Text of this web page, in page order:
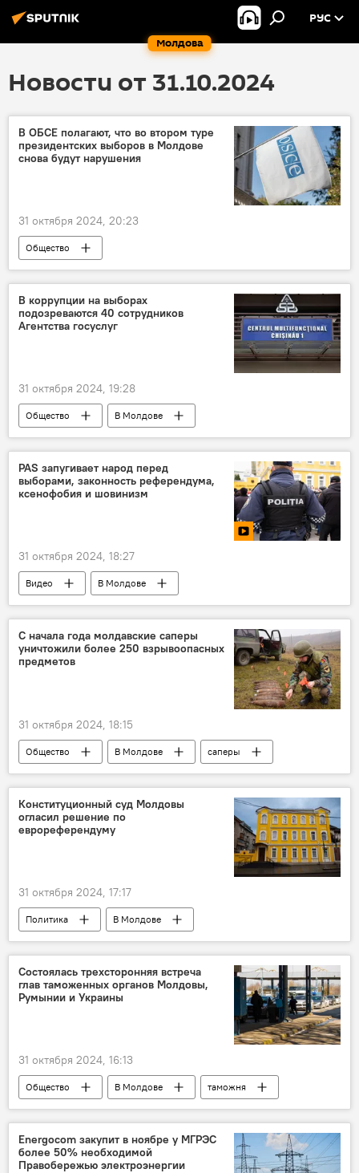
Молдова
РУС
Новости от 31.10.2024
В ОБСЕ полагают, что во втором туре
президентских выборов в Молдове
снова будут нарушения
31 октября 2024, 20:23
Общество
Президентские выборы и еврореферендум-2024
В мире
ОБСЕ
В коррупции на выборах
подозреваются 40 сотрудников
Агентства госуслуг
31 октября 2024, 19:28
Общество
В Молдове
Президентские выборы и еврореферендум-2024
PAS запугивает народ перед
выборами, законность референдума,
ксенофобия и шовинизм
31 октября 2024, 18:27
Видео
В Молдове
Президентские выборы и еврореферендум-2024
С начала года молдавские саперы
уничтожили более 250 взрывоопасных
предметов
31 октября 2024, 18:15
Общество В Молдове саперы
Конституционный суд Молдовы
огласил решение по
еврореферендуму
31 октября 2024, 17:17
Политика
В Молдове
Президентские выборы и еврореферендум-2024
Состоялась трехсторонняя встреча
глав таможенных органов Молдовы,
Румынии и Украины
31 октября 2024, 16:13
Общество В Молдове таможня
Energocom закупит в ноябре у МГРЭС
более 50% необходимой
Правобережью электроэнергии